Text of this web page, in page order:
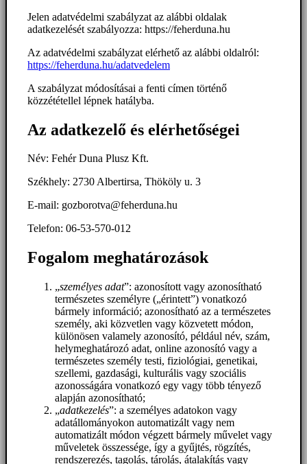
Jelen adatvédelmi szabályzat az alábbi oldalak
adatkezelését szabályozza: https://feherduna.hu
Az adatvédelmi szabályzat elérhető az alábbi oldalról:
https://feherduna.hu/adatvedelem
A szabályzat módosításai a fenti címen történő
közzététellel lépnek hatályba.
Az adatkezelő és elérhetőségei
Név: Fehér Duna Plusz Kft.
Székhely: 2730 Albertirsa, Thököly u. 3
E-mail: gozborotva@feherduna.hu
Telefon: 06-53-570-012
Fogalom meghatározások
„személyes adat”: azonosított vagy azonosítható
természetes személyre („érintett”) vonatkozó
bármely információ; azonosítható az a természetes
személy, aki közvetlen vagy közvetett módon,
különösen valamely azonosító, például név, szám,
helymeghatározó adat, online azonosító vagy a
természetes személy testi, fiziológiai, genetikai,
szellemi, gazdasági, kulturális vagy szociális
azonosságára vonatkozó egy vagy több tényező
alapján azonosítható;
„adatkezelés”: a személyes adatokon vagy
adatállományokon automatizált vagy nem
automatizált módon végzett bármely művelet vagy
műveletek összessége, így a gyűjtés, rögzítés,
rendszerezés, tagolás, tárolás, átalakítás vagy